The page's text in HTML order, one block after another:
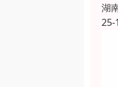
湖
25-